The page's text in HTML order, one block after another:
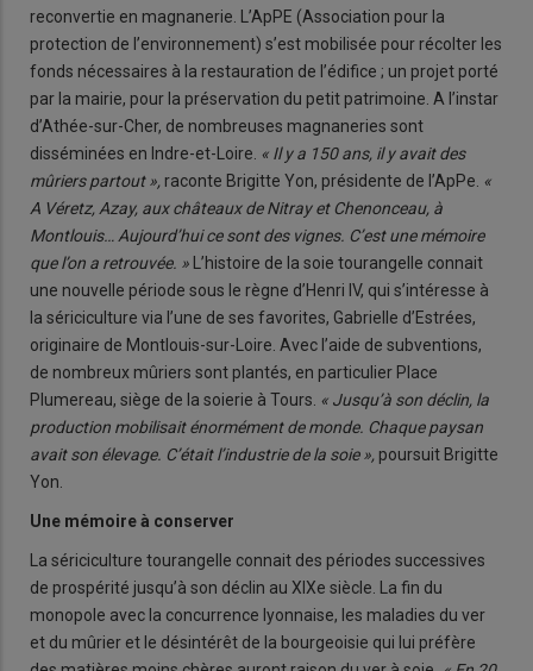
reconvertie en magnanerie. L’ApPE (Association pour la
protection de l’environnement) s’est mobilisée pour récolter les
fonds nécessaires à la restauration de l’édifice ; un projet porté
par la mairie, pour la préservation du petit patrimoine. A l’instar
d’Athée-sur-Cher, de nombreuses magnaneries sont
disséminées en Indre-et-Loire. « Il y a 150 ans, il y avait des
mûriers partout », raconte Brigitte Yon, présidente de l’ApPe. «
A Véretz, Azay, aux châteaux de Nitray et Chenonceau, à
Montlouis… Aujourd’hui ce sont des vignes. C’est une mémoire
que l’on a retrouvée. » L’histoire de la soie tourangelle connait
une nouvelle période sous le règne d’Henri IV, qui s’intéresse à
la sériciculture via l’une de ses favorites, Gabrielle d’Estrées,
originaire de Montlouis-sur-Loire. Avec l’aide de subventions,
de nombreux mûriers sont plantés, en particulier Place
Plumereau, siège de la soierie à Tours. « Jusqu’à son déclin, la
production mobilisait énormément de monde. Chaque paysan
avait son élevage. C’était l’industrie de la soie », poursuit Brigitte
Yon.
Une mémoire à conserver
La sériciculture tourangelle connait des périodes successives
de prospérité jusqu’à son déclin au XIXe siècle. La fin du
monopole avec la concurrence lyonnaise, les maladies du ver
et du mûrier et le désintérêt de la bourgeoisie qui lui préfère